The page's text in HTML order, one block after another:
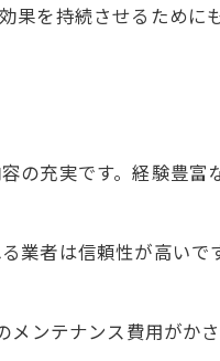
果を持続させるために
の充実です。経験豊富
業者は信頼性が高いで
ンテナンス費用がか